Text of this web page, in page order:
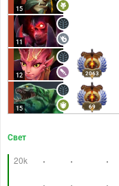
15
11
12 2063
15 69
Свет